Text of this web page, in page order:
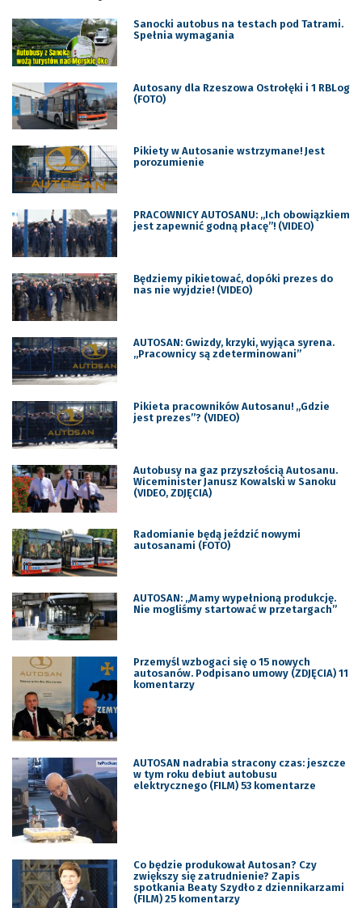
Sanocki autobus na testach pod Tatrami.
Spełnia wymagania
Autosany dla Rzeszowa Ostrołęki i 1 RBLog
(FOTO)
Pikiety w Autosanie wstrzymane! Jest
porozumienie
PRACOWNICY AUTOSANU: „Ich obowiązkiem
jest zapewnić godną płacę”! (VIDEO)
Będziemy pikietować, dopóki prezes do
nas nie wyjdzie! (VIDEO)
AUTOSAN: Gwizdy, krzyki, wyjąca syrena.
„Pracownicy są zdeterminowani”
Pikieta pracowników Autosanu! „Gdzie
jest prezes”? (VIDEO)
Autobusy na gaz przyszłością Autosanu.
Wiceminister Janusz Kowalski w Sanoku
(VIDEO, ZDJĘCIA)
Radomianie będą jeździć nowymi
autosanami (FOTO)
AUTOSAN: „Mamy wypełnioną produkcję.
Nie mogliśmy startować w przetargach”
Przemyśl wzbogaci się o 15 nowych
autosanów. Podpisano umowy (ZDJĘCIA) 11
komentarzy
AUTOSAN nadrabia stracony czas: jeszcze
w tym roku debiut autobusu
elektrycznego (FILM) 53 komentarze
Co będzie produkował Autosan? Czy
zwiększy się zatrudnienie? Zapis
spotkania Beaty Szydło z dziennikarzami
(FILM) 25 komentarzy